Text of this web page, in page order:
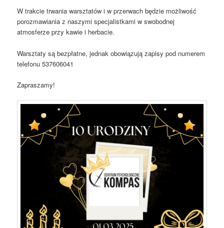
W trakcie trwania warsztatów i w przerwach będzie możliwość
porozmawiania z naszymi specjalistkami w swobodnej
atmosferze przy kawie i herbacie.
Warsztaty są bezpłatne, jednak obowiązują zapisy pod numerem
telefonu 537606041
Zapraszamy!